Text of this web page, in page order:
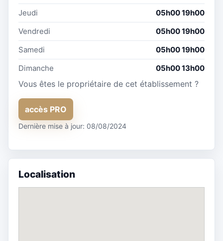
Jeudi
05h00 19h00
Vendredi
05h00 19h00
Samedi
05h00 19h00
Dimanche
05h00 13h00
Vous êtes le propriétaire de cet établissement ?
accès PRO
Dernière mise à jour: 08/08/2024
Localisation